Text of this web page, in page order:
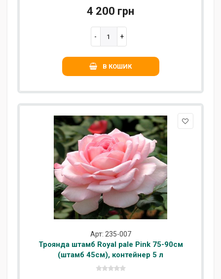
4 200 грн
В КОШИК
Арт: 235-007
Троянда штамб Royal pale Pink 75-90см
(штамб 45см), контейнер 5 л